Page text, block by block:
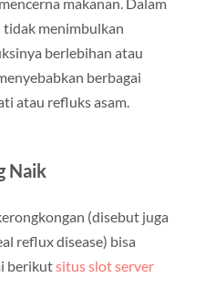
makanan. Dalam
menimbulkan
berlebihan atau
berbagai
atau refluks asam.
Naik
(disebut juga
reflux disease) bisa
berikutsitus slot server